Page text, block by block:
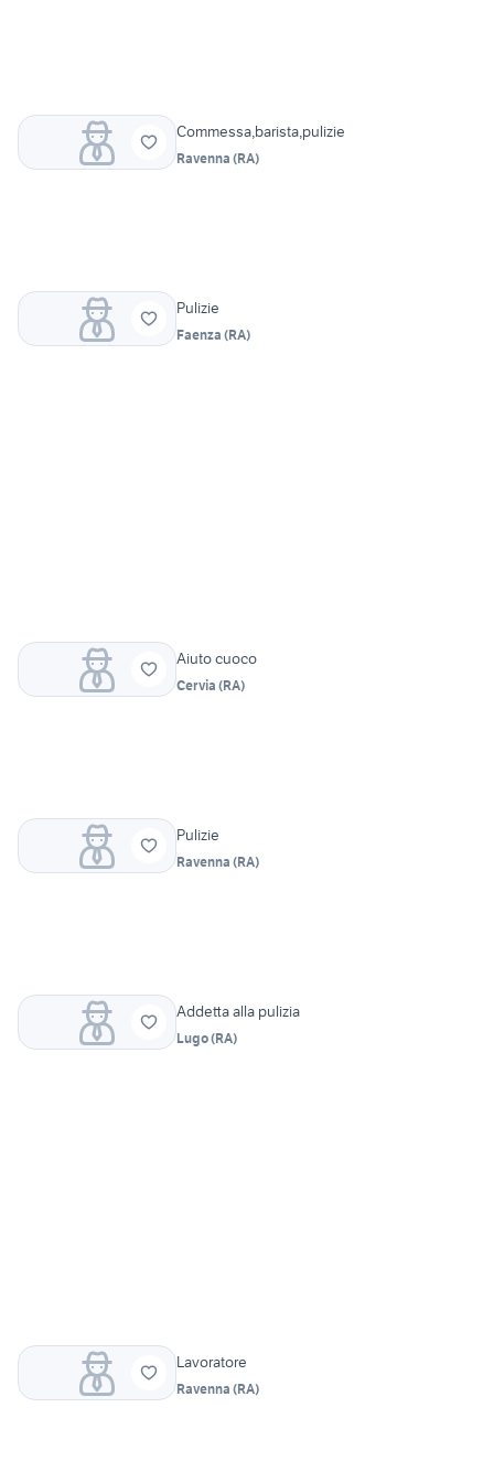
Commessa,barista,pulizie
Ravenna (RA)
Pulizie
Faenza (RA)
Aiuto cuoco
Cervia (RA)
Pulizie
Ravenna (RA)
Addetta alla pulizia
Lugo(RA)
Lavoratore
Ravenna (RA)